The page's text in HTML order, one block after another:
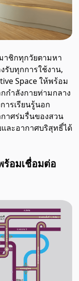
าชิกทุกวัยตามหา
รับทุกการใช้งาน,
Space ให้พร้อม
กำลังกายท่ามกลาง
ารเรียนรู้นอก
กาศร่มรื่นของสวน
ละอากาศบริสุทธิ์ได้
ร้อมเชื่อมต่อ